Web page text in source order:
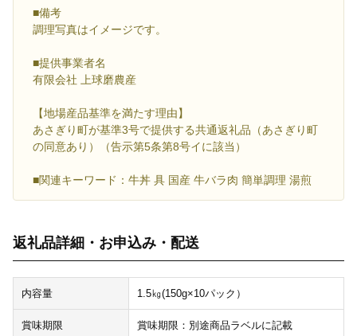
■備考
調理写真はイメージです。
■提供事業者名
有限会社 上球磨農産
【地場産品基準を満たす理由】
あさぎり町が基準3号で提供する共通返礼品（あさぎり町
の同意あり）（告示第5条第8号イに該当）
■関連キーワード：牛丼 具 国産 牛バラ肉 簡単調理 湯煎
返礼品詳細・お申込み・配送
内容量 1.5㎏(150g×10パック）
賞味期限 賞味期限：別途商品ラベルに記載